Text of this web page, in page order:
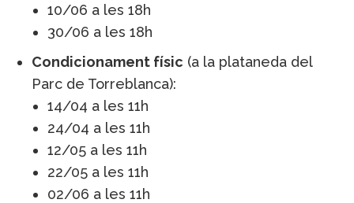
10/06 a les 18h
30/06 a les 18h
Condicionament físic (a la plataneda del
Parc de Torreblanca):
14/04 a les 11h
24/04 a les 11h
12/05 a les 11h
22/05 a les 11h
02/06 a les 11h